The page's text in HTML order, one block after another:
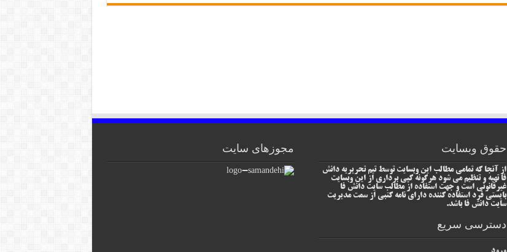
حقوق وبسایت
از آنجا که تمامی مطالب این وبسایت توسط تیم تحریریه دانش
فا تهیه و تنظیم می شود هرگونه کپی برداری از این وبسایت
غیرقانونی است و جهت استفاده از مطالب سایت دانش فا
بایستی فرد استفاده کننده دارای نامه کتبی از سمت مدیریت
سایت دانش فا باشد.
دسترسی سریع
مجوزهای سایت